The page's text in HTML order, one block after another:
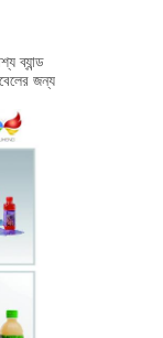
ব্যান্ড
জন্য